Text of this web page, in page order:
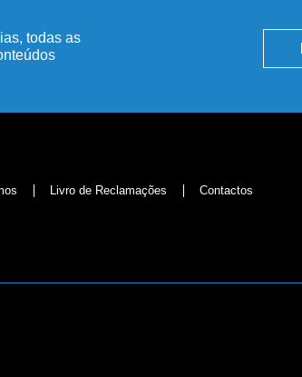
todas as
Livro de Reclamações Contactos